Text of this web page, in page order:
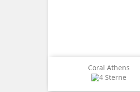
Coral Athens